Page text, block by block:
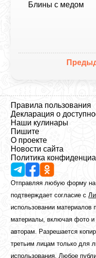
Блины с медом
Правила пользования
Декларация о
Наши кулинары
Пишите
О проекте
Новости сайта
Политика
Отправляя любую форму на
подтверждает согласие с
использовании
материалы, включая фото и
авторам. Разрешается
третьим лицам только для
использования. Любое